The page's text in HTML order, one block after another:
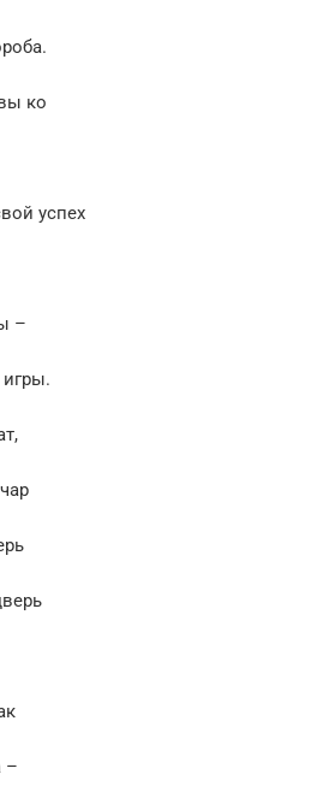
ко
успех
–
–